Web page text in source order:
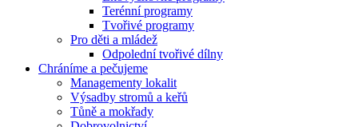
Terénní programy
Tvořivé programy
Pro děti a mládež
Odpolední tvořivé dílny
Chráníme a pečujeme
Managementy lokalit
Výsadby stromů a keřů
Tůně a mokřady